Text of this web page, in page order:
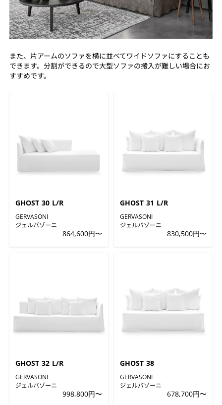
また、片アームのソファを横に並べてワイドソファにすることも
できます。分割ができるので大型ソファの搬入が難しい場合にお
すすめです。
GHOST 30 L/R
GERVASONI
ジェルバゾーニ
864,600円〜
GHOST 31 L/R
GERVASONI
ジェルバゾーニ
830,500円〜
GHOST 32 L/R
GERVASONI
ジェルバゾーニ
998,800円〜
GHOST 38
GERVASONI
ジェルバゾーニ
678,700円〜